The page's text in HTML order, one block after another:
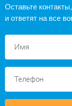
Оставьте
и ответят на все